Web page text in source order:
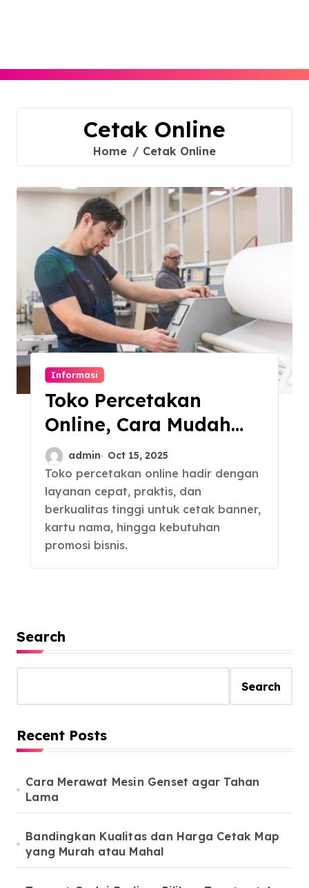
Cetak Online
Home Cetak Online
Informasi
Toko Percetakan
Online, Cara Mudah
Cetak Tanpa Ribet
admin Oct 15, 2025
Toko percetakan online hadir dengan
layanan cepat, praktis, dan
berkualitas tinggi untuk cetak banner,
kartu nama, hingga kebutuhan
promosi bisnis.
Search
Search
Recent Posts
Cara Merawat Mesin Genset agar Tahan
Lama
Bandingkan Kualitas dan Harga Cetak Map
yang Murah atau Mahal